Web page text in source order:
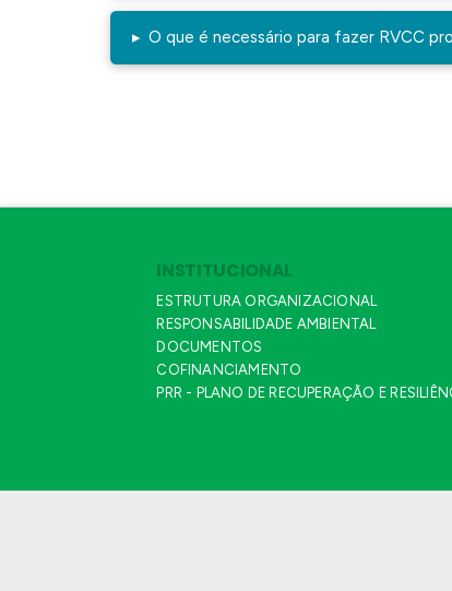
▸ O que é necessário para fazer RVCC
INSTITUCIONAL
ESTRUTURA ORGANIZACIONAL
RESPONSABILIDADE AMBIENTAL
DOCUMENTOS
COFINANCIAMENTO
PRR - PLANO DE RECUPERAÇÃO E